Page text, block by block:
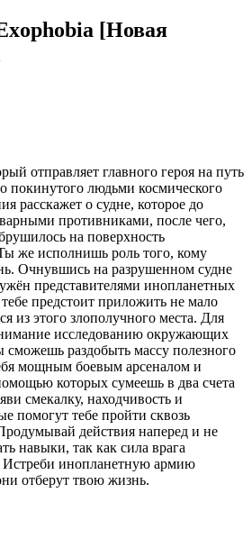
[Новая
отправляет главного героя на путь
покинутого людьми космического
расскажет о судне, которое до
противниками, после чего,
на поверхность
же исполнишь роль того, кому
Очнувшись на разрушенном судне
представителями инопланетных
предстоит приложить не мало
из этого злополучного места. Для
исследованию окружающих
раздобыть массу полезного
мощным боевым арсеналом и
которых сумеешь в два счета
смекалку, находчивость и
помогут тебе пройти сквозь
действия наперед и не
навыки, так как сила врага
Истреби инопланетную армию
отберут твою жизнь.